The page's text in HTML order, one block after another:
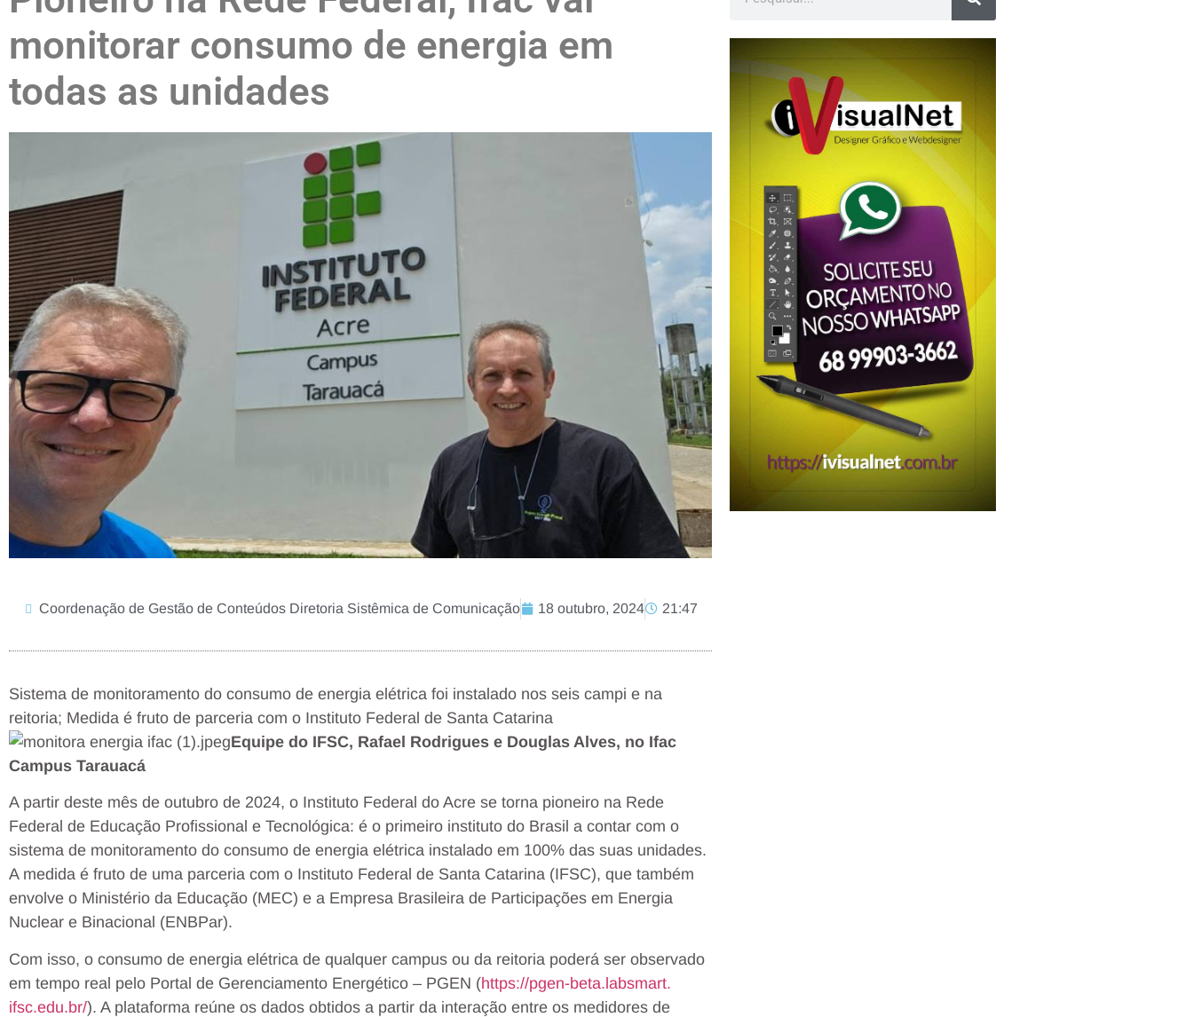
monitorar consumo de energia em
todas as unidades
Coordenação de Gestão de Conteúdos Diretoria Sistêmica de Comunicação 18 outubro, 2024 21:47
Sistema de monitoramento do consumo de energia elétrica foi instalado nos seis campi e na
reitoria; Medida é fruto de parceria com o Instituto Federal de Santa Catarina
Equipe do IFSC, Rafael Rodrigues e Douglas Alves, no Ifac
Campus Tarauacá
A partir deste mês de outubro de 2024, o Instituto Federal do Acre se torna pioneiro na Rede
Federal de Educação Profissional e Tecnológica: é o primeiro instituto do Brasil a contar com o
sistema de monitoramento do consumo de energia elétrica instalado em 100% das suas unidades.
A medida é fruto de uma parceria com o Instituto Federal de Santa Catarina (IFSC), que também
envolve o Ministério da Educação (MEC) e a Empresa Brasileira de Participações em Energia
Nuclear e Binacional (ENBPar).
Com isso, o consumo de energia elétrica de qualquer campus ou da reitoria poderá ser observado
em tempo real pelo Portal de Gerenciamento Energético – PGEN (https://pgen-beta.labsmart.
ifsc.edu.br/). A plataforma reúne os dados obtidos a partir da interação entre os medidores de